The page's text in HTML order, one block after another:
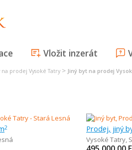
Vložit inzerát
na prodej Vysoké Tatry > Jiný byt na prodej
2 Prodej, jiný
Vysoké Tatry,